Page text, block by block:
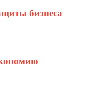
бизнеса